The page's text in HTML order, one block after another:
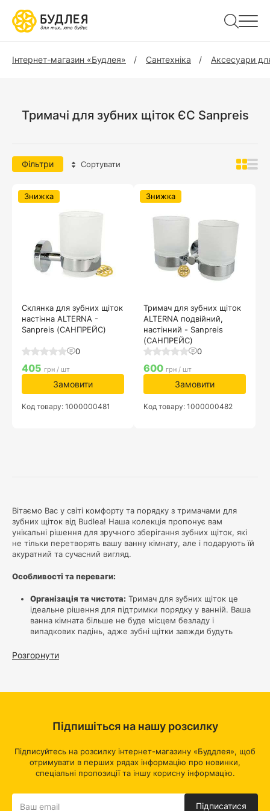
Інтернет-магазин «Будлея» Сантехніка Аксесуари
Тримачі для зубних щіток ЄС Sanpreis
Вітаємо Вас у світі комфорту та порядку з тримачами для
зубних щіток від Budlea! Наша колекція пропонує вам
унікальні рішення для зручного зберігання зубних щіток, які
не тільки перетворять вашу ванну кімнату, але і подарують їй
акуратний та сучасний вигляд.
Особливості та переваги:
Організація та чистота: Тримач для зубних щіток це
ідеальне рішення для підтримки порядку у ванній. Ваша
ванна кімната більше не буде місцем безладу і
випадкових падінь, адже зубні щітки завжди будуть
Гігієнічність:
ванної кімнати. Незалежно від того, вибираєте ви
об'єднує в собі функціональність і стиль.
Пластикові стаканчики для зубних щіток:
Стаканчик із пластику поєднує в собі легкість і надійність.
Цей матеріал має високу стійкість до вологи, що робить його
Розгорнути
Фільтри Сортувати
Склянка для зубних щіток
настінна ALTERNA -
Sanpreis (САНПРЕЙС)
0
Знижка
405 грн / шт
Замовити
Код товару: 1000000481
Тримач для зубних щіток
ALTERNA подвійний,
настінний - Sanpreis
(САНПРЕЙС)
0
Знижка
600 грн / шт
Замовити
Код товару: 1000000482
Підпишіться на нашу розсилку
Підписуйтесь на розсилку інтернет-магазину «Буддлея», щоб
отримувати в перших рядах інформацію про новинки,
спеціальні пропозиції та іншу корисну інформацію.
Підписатися